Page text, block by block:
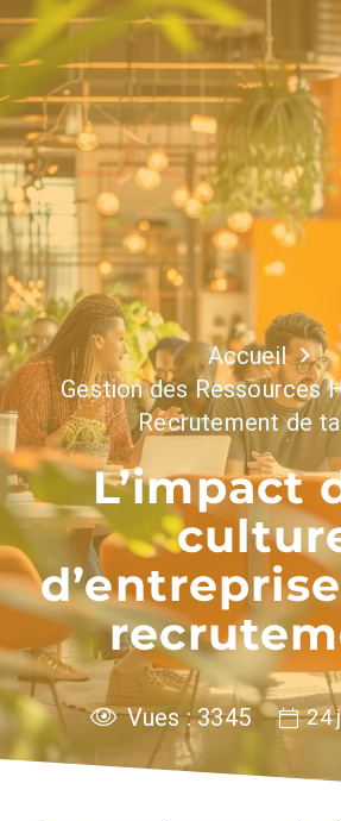
Accueil
Gestion des Ressources
Recrutement de
L’impact
Vues :3345 24